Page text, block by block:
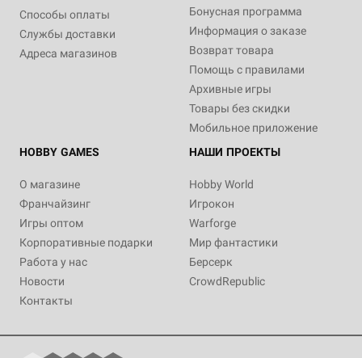
Способы оплаты
Службы доставки
Адреса магазинов
Бонусная программа
Информация о заказе
Возврат товара
Помощь с правилами
Архивные игры
Товары без скидки
Мобильное приложение
HOBBY GAMES
О магазине
Франчайзинг
Игры оптом
Корпоративные подарки
Работа у нас
Новости
Контакты
НАШИ ПРОЕКТЫ
Hobby World
Игрокон
Warforge
Мир фантастики
Берсерк
CrowdRepublic